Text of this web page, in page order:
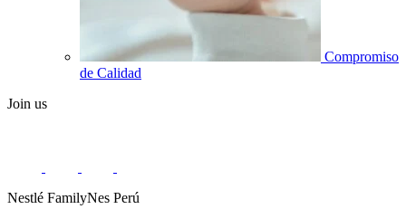
Compromiso
de Calidad
Join us
Nestlé FamilyNes Perú